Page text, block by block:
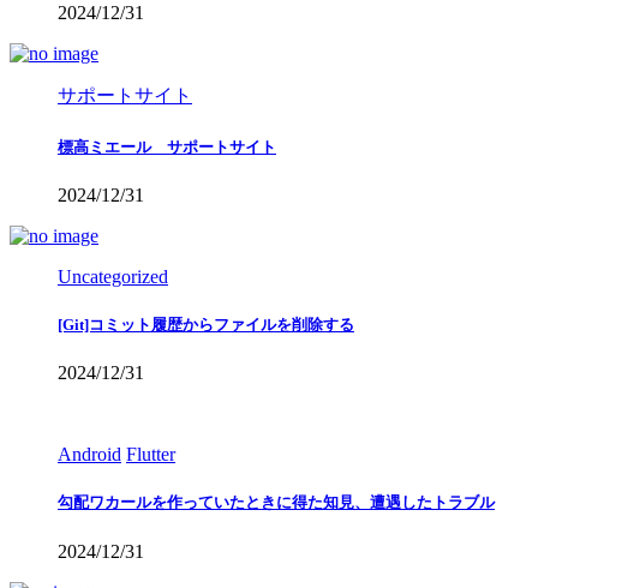
2024/12/31
サポートサイト
標高ミエール サポートサイト
2024/12/31
Uncategorized
[Git]コミット履歴からファイルを削除する
2024/12/31
Android Flutter
勾配ワカールを作っていたときに得た知見、遭遇したトラブル
2024/12/31